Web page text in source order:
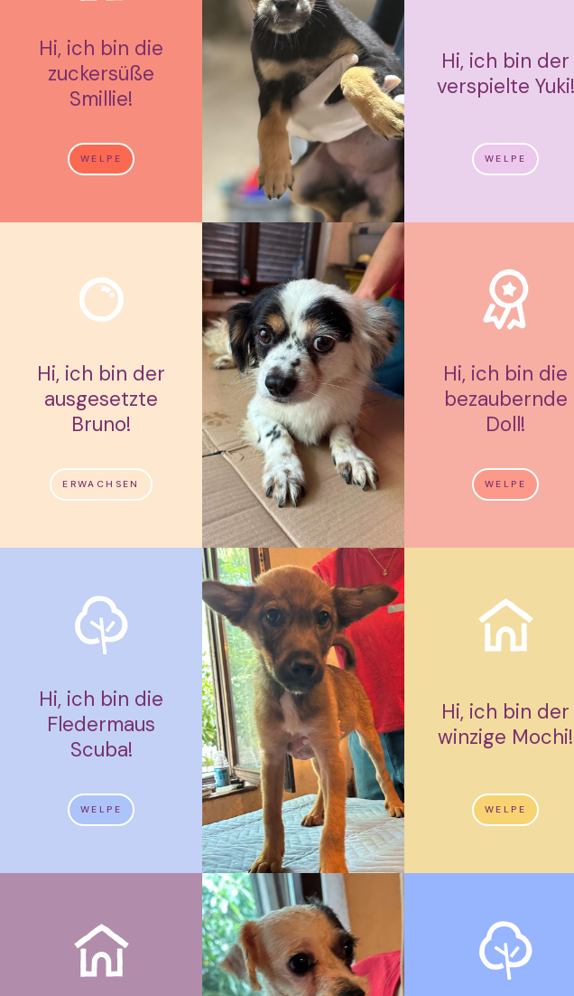
Hi, ich bin die
zuckersüße
Smillie!
WELPE
Hi, ich bin der
verspielte Yuki!
WELPE
Hi, ich bin der
ausgesetzte
Bruno!
ERWACHSEN
Hi, ich bin die
bezaubernde
Doll!
WELPE
Hi, ich bin die
Fledermaus
Scuba!
WELPE
Hi, ich bin der
winzige Mochi!
WELPE